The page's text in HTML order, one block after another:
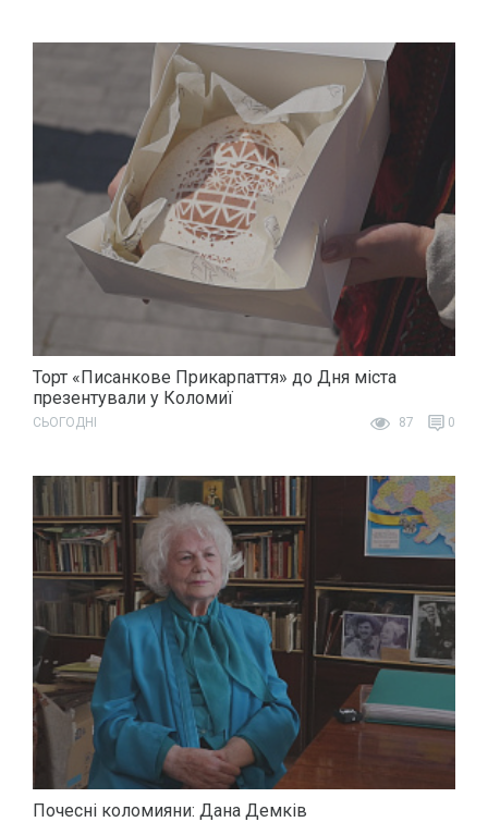
Торт «Писанкове Прикарпаття» до Дня міста
презентували у Коломиї
СЬОГОДНІ 87 0
Почесні коломияни: Дана Демків